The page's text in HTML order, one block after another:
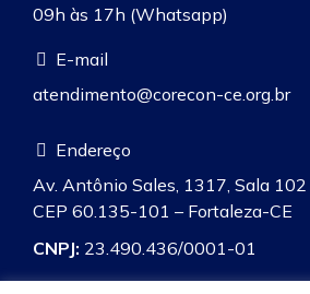
09h às 17h (Whatsapp)
E-mail
atendimento@corecon-ce.org.br
Endereço
Av. Antônio Sales, 1317, Sala 102
CEP 60.135-101 – Fortaleza-CE
CNPJ: 23.490.436/0001-01